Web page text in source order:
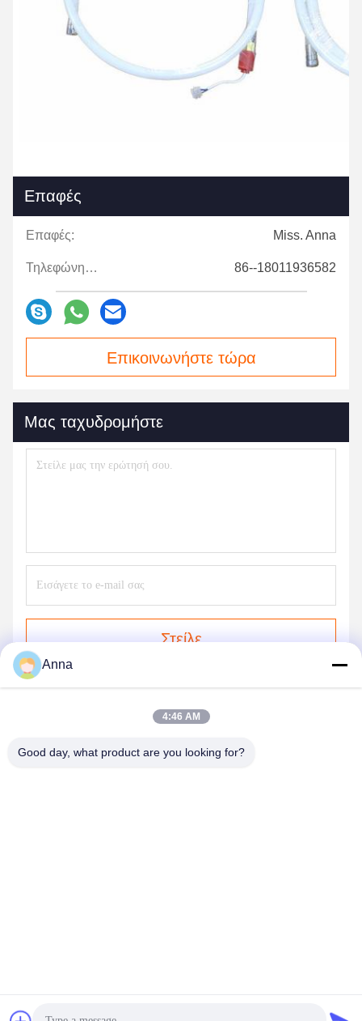
Επαφές
Επαφές: Miss. Anna
Τηλεφώνημα: 86--18011936582
Επικοινωνήστε τώρα
Μας ταχυδρομήστε
Στείλε
2016-2026 Guangzhou Xingjin Fire Equipment Co.,Ltd. Όλα τα δικαιώματα
Anna
4:46 AM
Good day, what product are you looking for?